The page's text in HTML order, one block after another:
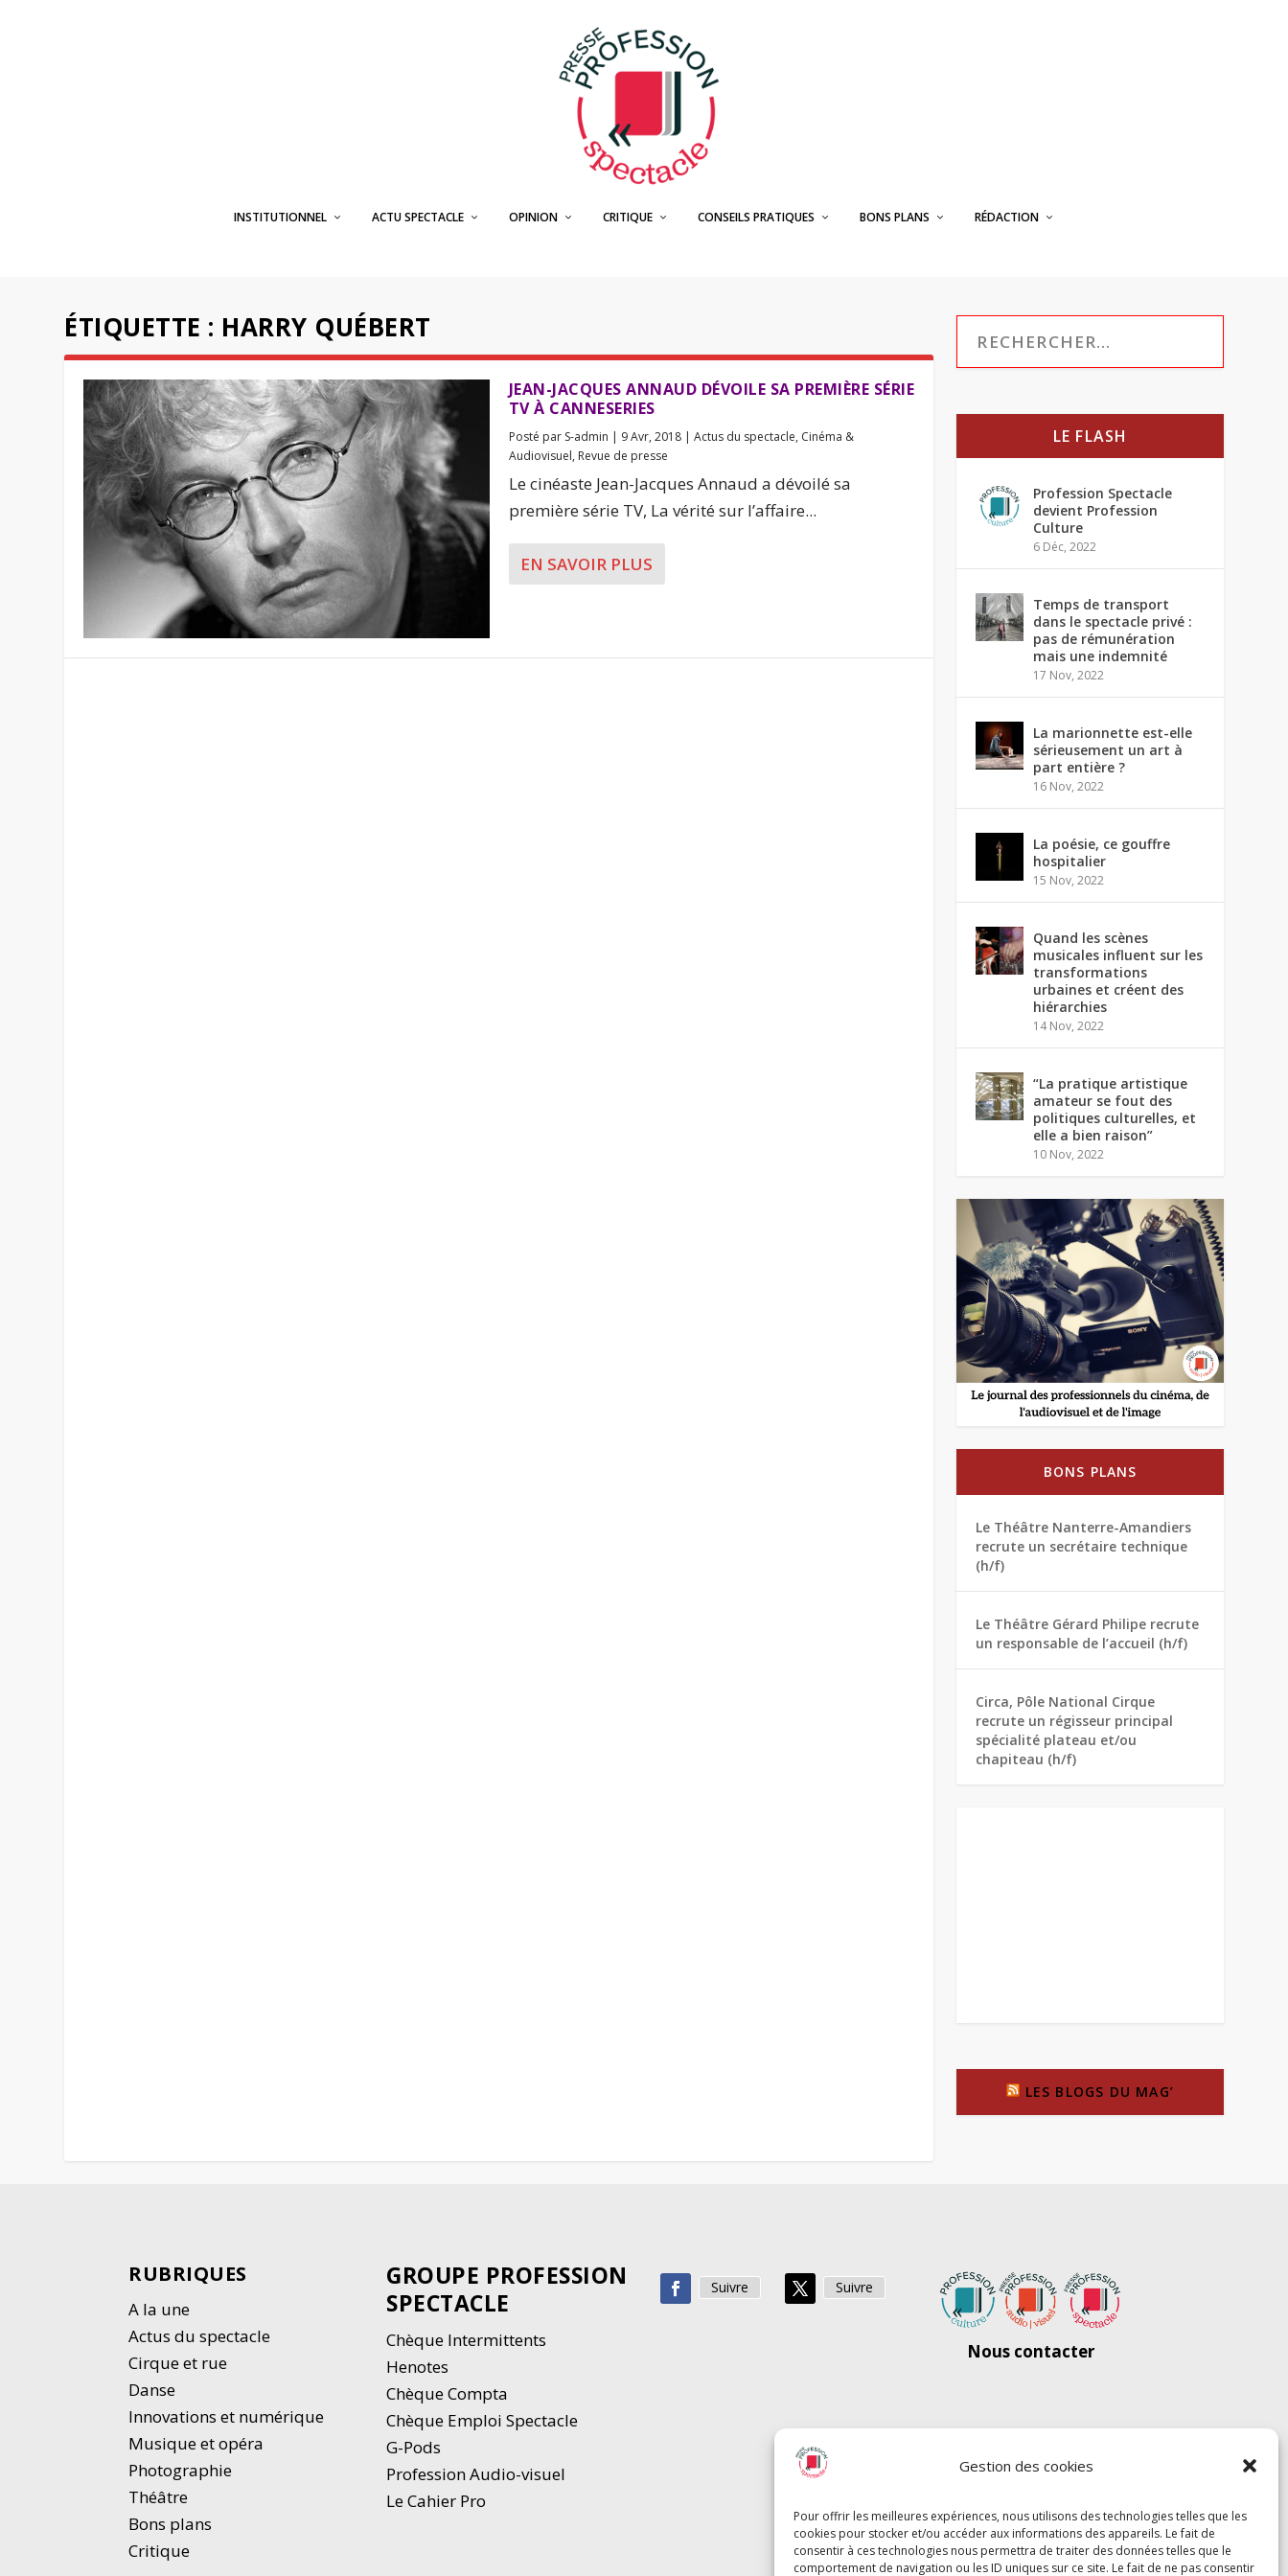
Gestion des cookies
Pour offrir les meilleures expériences, nous utilisons des technologies telles que les
cookies pour stocker et/ou accéder aux informations des appareils. Le fait de
consentir à ces technologies nous permettra de traiter des données telles que le
comportement de navigation ou les ID uniques sur ce site. Le fait de ne pas consentir
INSTITUTIONNEL ACTU SPECTACLE OPINION CRITIQUE CONSEILS PRATIQUES BONS PLANS RÉDACTION
ÉTIQUETTE : HARRY QUÉBERT
JEAN-JACQUES ANNAUD DÉVOILE SA PREMIÈRE SÉRIE
TV À CANNESERIES
Posté par S-admin | 9 Avr, 2018| Actus du spectacle, Cinéma &
Audiovisuel, Revue de presse
Le cinéaste Jean-Jacques Annaud a dévoilé sa
première série TV, La vérité sur l’affaire...
EN SAVOIR PLUS
LE FLASH
Profession Spectacle
devient Profession
Culture
6 Déc, 2022
Temps de transport
dans le spectacle privé :
pas de rémunération
mais une indemnité
17 Nov, 2022
La marionnette est-elle
sérieusement un art à
part entière ?
16 Nov, 2022
La poésie, ce gouffre
hospitalier
15 Nov, 2022
Quand les scènes
musicales influent sur les
transformations
urbaines et créent des
hiérarchies
14 Nov, 2022
“La pratique artistique
amateur se fout des
politiques culturelles, et
elle a bien raison”
10 Nov, 2022
BONS PLANS
Le Théâtre Nanterre-Amandiers
recrute un secrétaire technique
(h/f)
Le Théâtre Gérard Philipe recrute
un responsable de l’accueil (h/f)
Circa, Pôle National Cirque
recrute un régisseur principal
spécialité plateau et/ou
chapiteau (h/f)
LES BLOGS DU MAG’
RUBRIQUES
A la une
Actus du spectacle
Cirque et rue
Danse
Innovations et numérique
Musique et opéra
Photographie
Théâtre
Bons plans
Critique
GROUPE PROFESSION
SPECTACLE
Chèque Intermittents
Henotes
Chèque Compta
Chèque Emploi Spectacle
G-Pods
Profession Audio-visuel
Le Cahier Pro
Suivre Suivre
Nous contacter